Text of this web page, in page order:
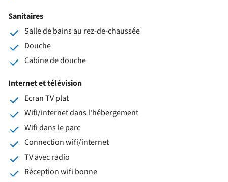
Sanitaires
Salle de bains au rez-de-chaussée
Douche
Cabine de douche
Internet et télévision
Ecran TV plat
Wifi/internet dans l'hébergement
Wifi dans le parc
Connection wifi/internet
TV avec radio
Réception wifi bonne